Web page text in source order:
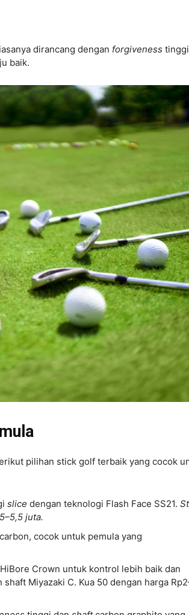
dirancang dengan forgiveness tinggi
baik.
pilihan stick golf terbaik yang cocok
slice dengan teknologi Flash Face SS21.
juta.
cocok untuk pemula yang
Crown untuk kontrol lebih baik dan
Miyazaki C. Kua 50 dengan harga